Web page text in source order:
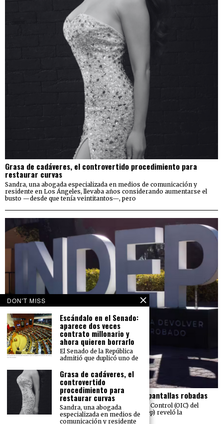
Grasa de cadáveres, el controvertido procedimiento para
restaurar curvas
Sandra, una abogada especializada en medios de comunicación y
residente en Los Ángeles, llevaba años considerando aumentarse el
busto —desde que tenía veintitantos—, pero
El Indep pierde más de 23 mdp en carros y pantallas robadas
Una auditoría realizada por el Órgano Interno de Control (OIC) del
Instituto para Devolver al Pueblo lo Robado (Indep) reveló la
DON'T MISS
Escándalo en el Senado:
aparece dos veces
contrato millonario y
ahora quieren borrarlo
El Senado de la República
admitió que duplicó uno de
Grasa de cadáveres, el
controvertido
procedimiento para
restaurar curvas
Sandra, una abogada
especializada en medios de
comunicación y residente